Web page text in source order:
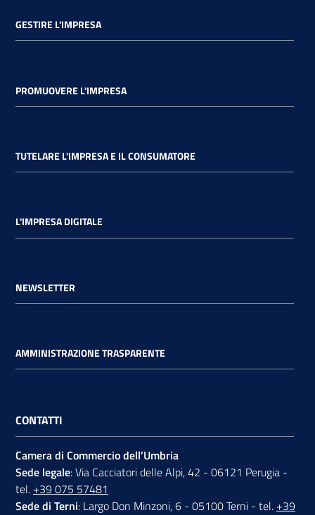
GESTIRE L'IMPRESA
PROMUOVERE L'IMPRESA
TUTELARE L'IMPRESA E IL CONSUMATORE
L'IMPRESA DIGITALE
NEWSLETTER
AMMINISTRAZIONE TRASPARENTE
CONTATTI
Camera di Commercio dell’Umbria
Sede legale: Via Cacciatori delle Alpi, 42 - 06121 Perugia -
tel. +39 075 57481
Sede di Terni: Largo Don Minzoni, 6 - 05100 Terni - tel. +39